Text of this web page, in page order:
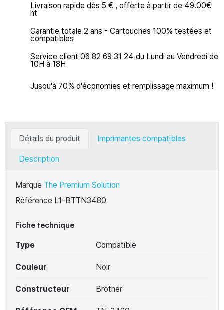
Livraison rapide dès 5 € , offerte à partir de 49.00€
ht
Garantie totale 2 ans - Cartouches 100% testées et
compatibles
Service client 06 82 69 31 24 du Lundi au Vendredi de
10H à 18H
Jusqu'à 70% d'économies et remplissage maximum !
Détails du produit Imprimantes compatibles
Description
Marque The Premium Solution
Référence L1-BTTN3480
Fiche technique
Type Compatible
Couleur Noir
Constructeur Brother